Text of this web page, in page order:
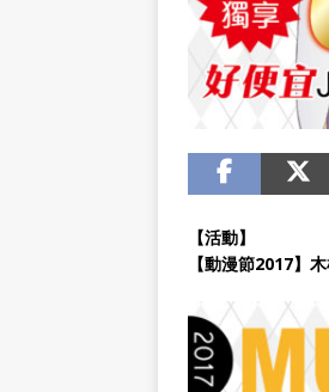
【活動】
【動漫節2017】